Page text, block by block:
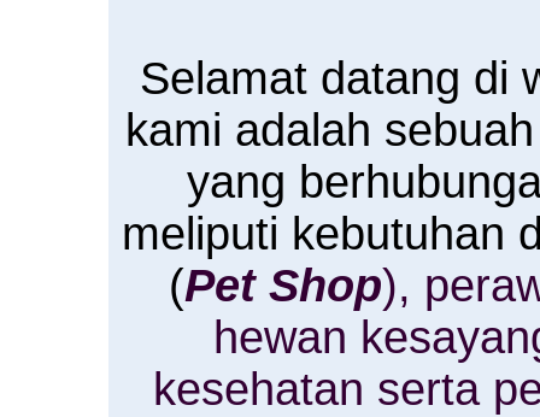
Selamat datang di
kami adalah
yang
meliputi kebutuhan
(Pet Shop),
hewan
kesehatan serta